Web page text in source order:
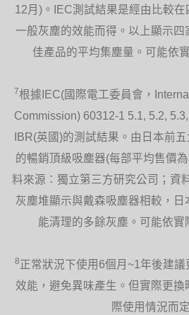
靜。由噪音消除協會授予的安靜標準獎項
一鍵啟用流暢擺動，讓氣流能送遍房間。
12月)。IEC測試結果是經由比較
一般灰塵的效能而得。以上顯示四
佳產品的平均集塵量。可能依
7根據IEC(國際電工委員會，
Commission) 60312-1 5.1, 5.2,
IBR(英國)的測試結果。由日本前
的暢銷頂級吸塵器(每部平均售價
料來源：獨立第三方研究公司；資
灰塵堆顯示與戴森吸塵器相較，
能清理的多餘灰塵。可能依實
8正常狀況下使用6個月~1年後建
效能，避免異味產生。但實際更
際使用情況而定